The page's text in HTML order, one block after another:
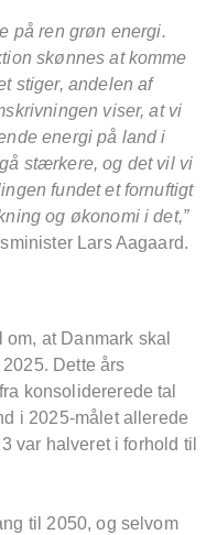
på ren grøn energi.
skønnes at komme
stiger, andelen af
viser, at vi
energi på land i
stærkere, og det vil vi
fundet et fornuftigt
og økonomi i det,”
Lars Aagaard.
at Danmark skal
Dette års
konsolidererede tal
i 2025-målet allerede
var halveret i forhold til
til 2050, og selvom